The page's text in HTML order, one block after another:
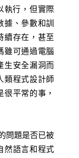
執行，但實際
據、參數和訓
續存在，甚至
雖可通過電腦
生安全漏洞而
類程式設計師
平常的事，
問題是否已被
然語言和程式